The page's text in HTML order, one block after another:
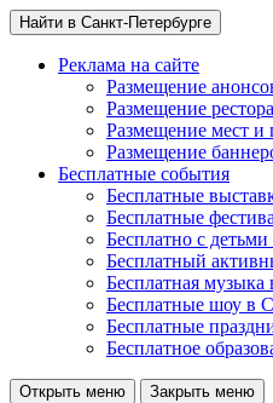
Найти в Санкт-Петербурге
Реклама на сайте
Размещение
Размещение
Размещение мест и
Размещение
Бесплатные события
Бесплатные
Бесплатные
Бесплатно с
Бесплатный
Бесплатная музыка
Бесплатные шоу в
Бесплатные
Бесплатное
Открыть меню Закрыть меню